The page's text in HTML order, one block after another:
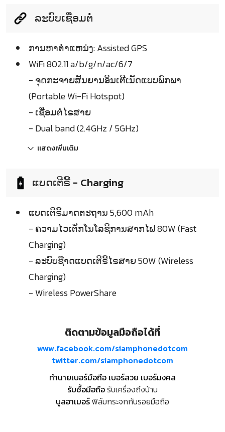
ລະບົບເຊື່ອມຕໍ່
ການຫາຕຳແຫນ່ງ: Assisted GPS
WiFi 802.11 a/b/g/n/ac/6/7
- ຈຸດກະຈາຍສັນຍານອິນເຕີເນັດແບບພົກພາ
(Portable Wi-Fi Hotspot)
- ເຊື່ອມຕໍ່ໄຣສາຍ
- Dual band (2.4GHz / 5GHz)
แสดงเพิ่มเติม
ແບດເຕີຣີ້ - Charging
ແບດເຕີຣີ້ມາດຕະຖານ 5,600 mAh
- ຄວາມໄວເຕັກໂນໂລຊີການສາກໄຟ 80W (Fast
Charging)
- ລະບົບຊ໊າດແບດເຕີຣີ້ໄຣສາຍ 50W (Wireless
Charging)
- Wireless PowerShare
ติดตามข้อมูลมือถือได้ที่
www.facebook.com/siamphonedotcom
twitter.com/siamphonedotcom
ทำนายเบอร์มือถือ เบอร์สวย เบอร์มงคล
รับซื้อมือถือรับเครื่องถึงบ้าน
บูลอาเมอร์ฟิล์มกระจกกันรอยมือถือ